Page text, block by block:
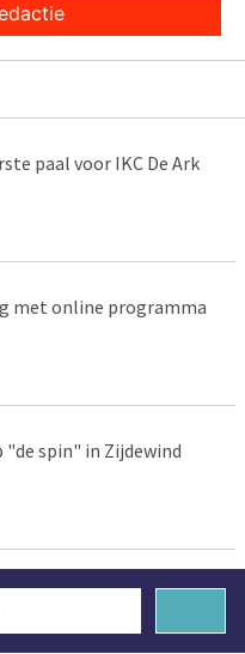
paal voor IKC De Ark
met online programma
"de spin" in Zijdewind